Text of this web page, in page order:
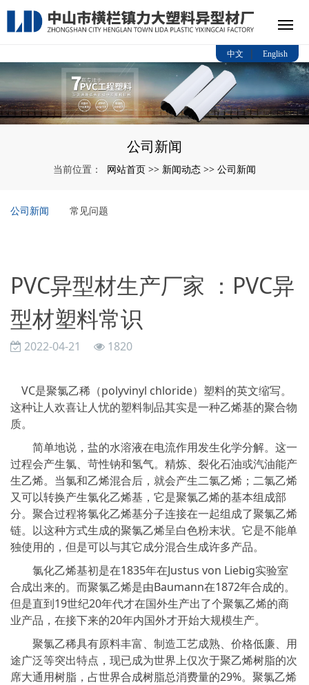
中文 | English
公司新闻
当前位置： 网站首页 >> 新闻动态 >> 公司新闻
公司新闻 常见问题
PVC异型材生产厂家 ：PVC异
型材塑料常识
2022-04-21 1820
VC是聚氯乙稀（polyvinyl chloride）塑料的英文缩写。
这种让人欢喜让人忧的塑料制品其实是一种乙烯基的聚合物
质。
简单地说，盐的水溶液在电流作用发生化学分解。这一
过程会产生氯、苛性钠和氢气。精炼、裂化石油或汽油能产
生乙烯。当氯和乙烯混合后，就会产生二氯乙烯；二氯乙烯
又可以转换产生氯化乙烯基，它是聚氯乙烯的基本组成部
分。聚合过程将氯化乙烯基分子连接在一起组成了聚氯乙烯
链。以这种方式生成的聚氯乙烯呈白色粉末状。它是不能单
独使用的，但是可以与其它成分混合生成许多产品。
氯化乙烯基初是在1835年在Justus von Liebig实验室
合成出来的。而聚氯乙烯是由Baumann在1872年合成的。
但是直到19世纪20年代才在国外生产出了个聚氯乙烯的商
业产品，在接下来的20年内国外才开始大规模生产。
聚氯乙稀具有原料丰富、制造工艺成熟、价格低廉、用
途广泛等突出特点，现已成为世界上仅次于聚乙烯树脂的次
席大通用树脂，占世界合成树脂总消费量的29%。聚氯乙烯